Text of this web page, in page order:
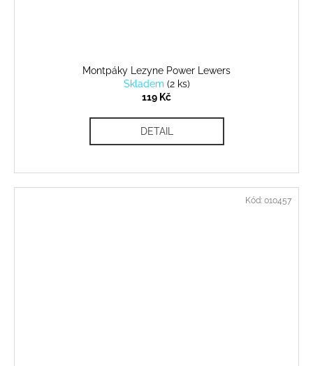
Montpáky Lezyne Power Lewers
Skladem (2 ks)
119 Kč
DETAIL
Kód: 010457